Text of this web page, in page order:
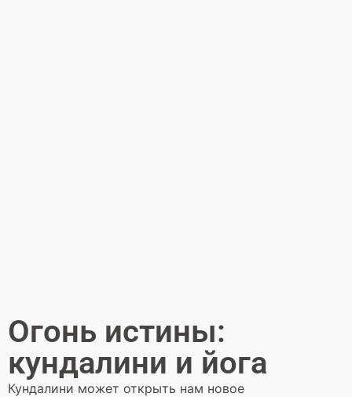
Огонь истины:
кундалини и йога
Кундалини может открыть нам новое